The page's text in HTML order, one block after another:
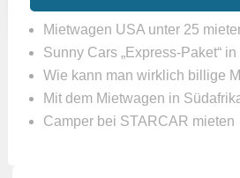
Mietwagen USA unter 25
Sunny Cars „Express-Paket“
Wie kann man wirklich billige
Mit dem Mietwagen in
Camper bei STARCAR mieten